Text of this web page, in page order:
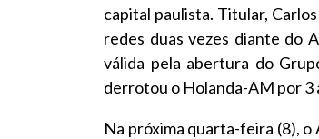
capital paulista. Titular,
redes duas vezes diante do
válida pela abertura do
derrotou o Holanda-AM por 3
Na próxima quarta-feira (8),